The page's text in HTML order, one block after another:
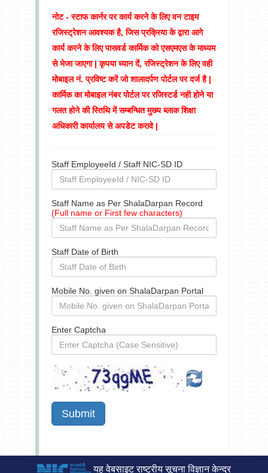
नोट -स्टाफ कार्नर पर कार्य करने के लिए वन टाइम
रजिस्ट्रेशन आवश्यक है, जिस प्रक्रिया के द्वारा आगे
कार्य करने के लिए पासवर्ड कार्मिक को एसएमएस के माध्यम
से भेजा जाएगा | कृपया ध्यान दें, रजिस्ट्रेशन के लिए वही
मोबाइल नं. प्रविष्ट करें जो शालादर्पण पोर्टल पर दर्ज है |
कार्मिक का मोबाइल नंबर पोर्टल पर रजिस्टर्ड नही होने या
गलत होने की स्तिथि में सम्बन्धित मुख्य ब्लाक शिक्षा
अधिकारी कार्यालय से अपडेट करावे |
Staff EmployeeId / Staff NIC-SD ID
Staff Name as Per ShalaDarpan Record
(Full name or First few characters)
Staff Date of Birth
Mobile No. given on ShalaDarpan Portal
Enter Captcha
यह वेबसाइट राष्ट्रीय सूचना विज्ञान केन्द्र